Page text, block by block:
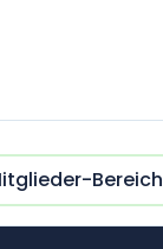
Bereich